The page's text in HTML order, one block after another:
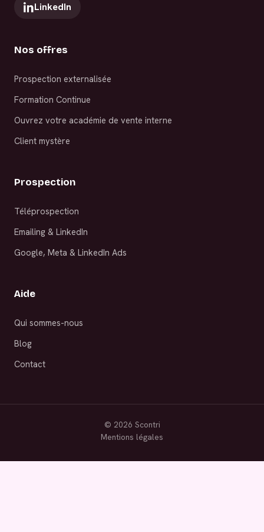
LinkedIn
Nos offres
Prospection externalisée
Formation Continue
Ouvrez votre académie de vente interne
Client mystère
Prospection
Téléprospection
Emailing & LinkedIn
Google, Meta & LinkedIn Ads
Aide
Qui sommes-nous
Blog
Contact
© 2026 Scontri
Mentions légales